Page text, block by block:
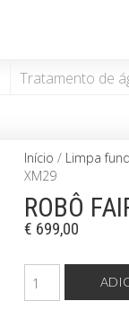
Tratamento de
Início / Limpa
XM29
ROBÔ
€ 699,00
Quantidade
de